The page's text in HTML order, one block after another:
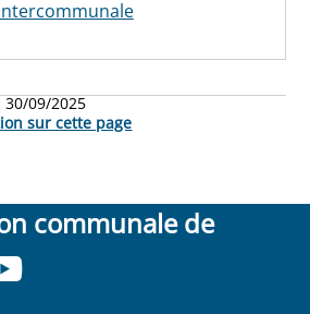
30/09/2025
sur cette page
communale de